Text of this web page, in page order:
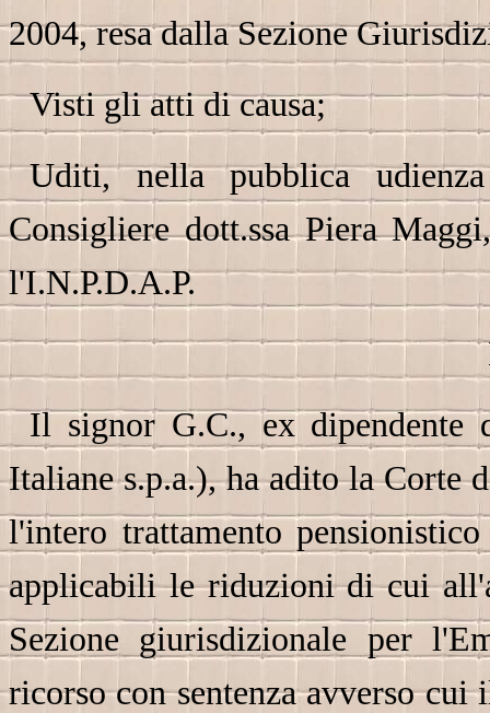
2004, resa dalla Sezione
Visti gli atti di causa;
Uditi, nella pubblica
Consigliere dott.ssa Piera
l'I.N.P.D.A.P.
Il signor G.C., ex dipendente
Italiane s.p.a.), ha adito la Corte
l'intero trattamento
applicabili le riduzioni di cui
Sezione giurisdizionale per
ricorso con sentenza avverso